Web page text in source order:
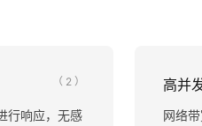
（ 2 ）
行响应，无感
高并
网络